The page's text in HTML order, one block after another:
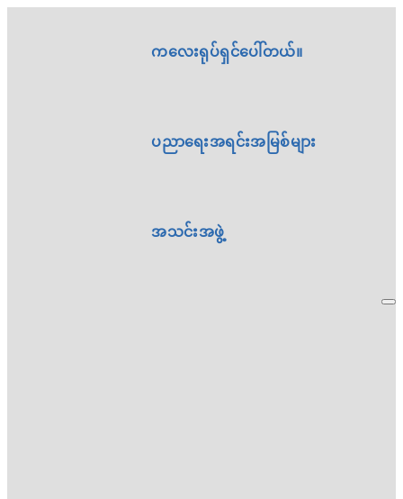
ကလေးရုပ်ရှင်ပေါ်တယ်။
ပညာရေးအရင်းအမြစ်များ
အသင်းအဖွဲ့